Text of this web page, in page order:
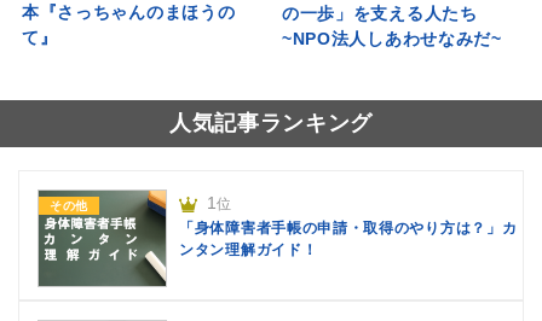
本『さっちゃんのまほうの
て』
の一歩」を支える人たち
~NPO法人しあわせなみだ~
人気記事ランキング
その他 1 位
「身体障害者手帳の申請・取得のやり方は？」カ
ンタン理解ガイド！